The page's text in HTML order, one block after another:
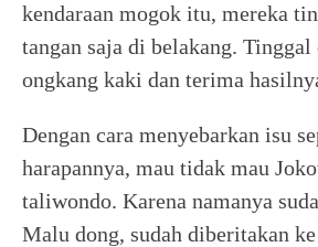
kendaraan mogok itu, mereka
tangan saja di belakang. Tinggal
ongkang kaki dan terima
Dengan cara menyebarkan isu
harapannya, mau tidak mau
taliwondo. Karena namanya
Malu dong, sudah diberitakan